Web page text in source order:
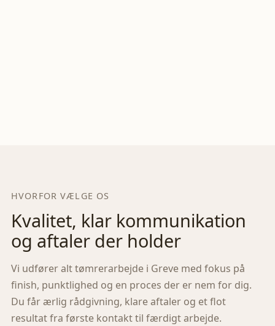
HVORFOR VÆLGE OS
Kvalitet, klar kommunikation
og aftaler der holder
Vi udfører alt tømrerarbejde i Grevemed fokus på
finish, punktlighed og en proces der er nem for dig.
Du får ærlig rådgivning, klare aftaler og et flot
resultat fra første kontakt til færdigt arbejde.